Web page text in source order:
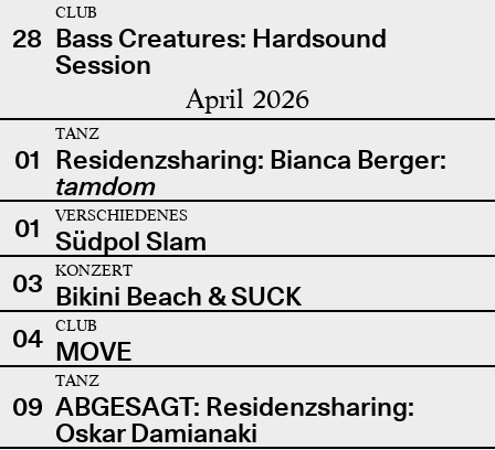
28
CLUB
Bass Creatures: Hardsound
Session
April 2026
01
TANZ
Residenzsharing: Bianca Berger:
tamdom
01
VERSCHIEDENES
Südpol Slam
03
KONZERT
Bikini Beach & SUCK
04
CLUB
MOVE
09
TANZ
ABGESAGT: Residenzsharing:
Oskar Damianaki